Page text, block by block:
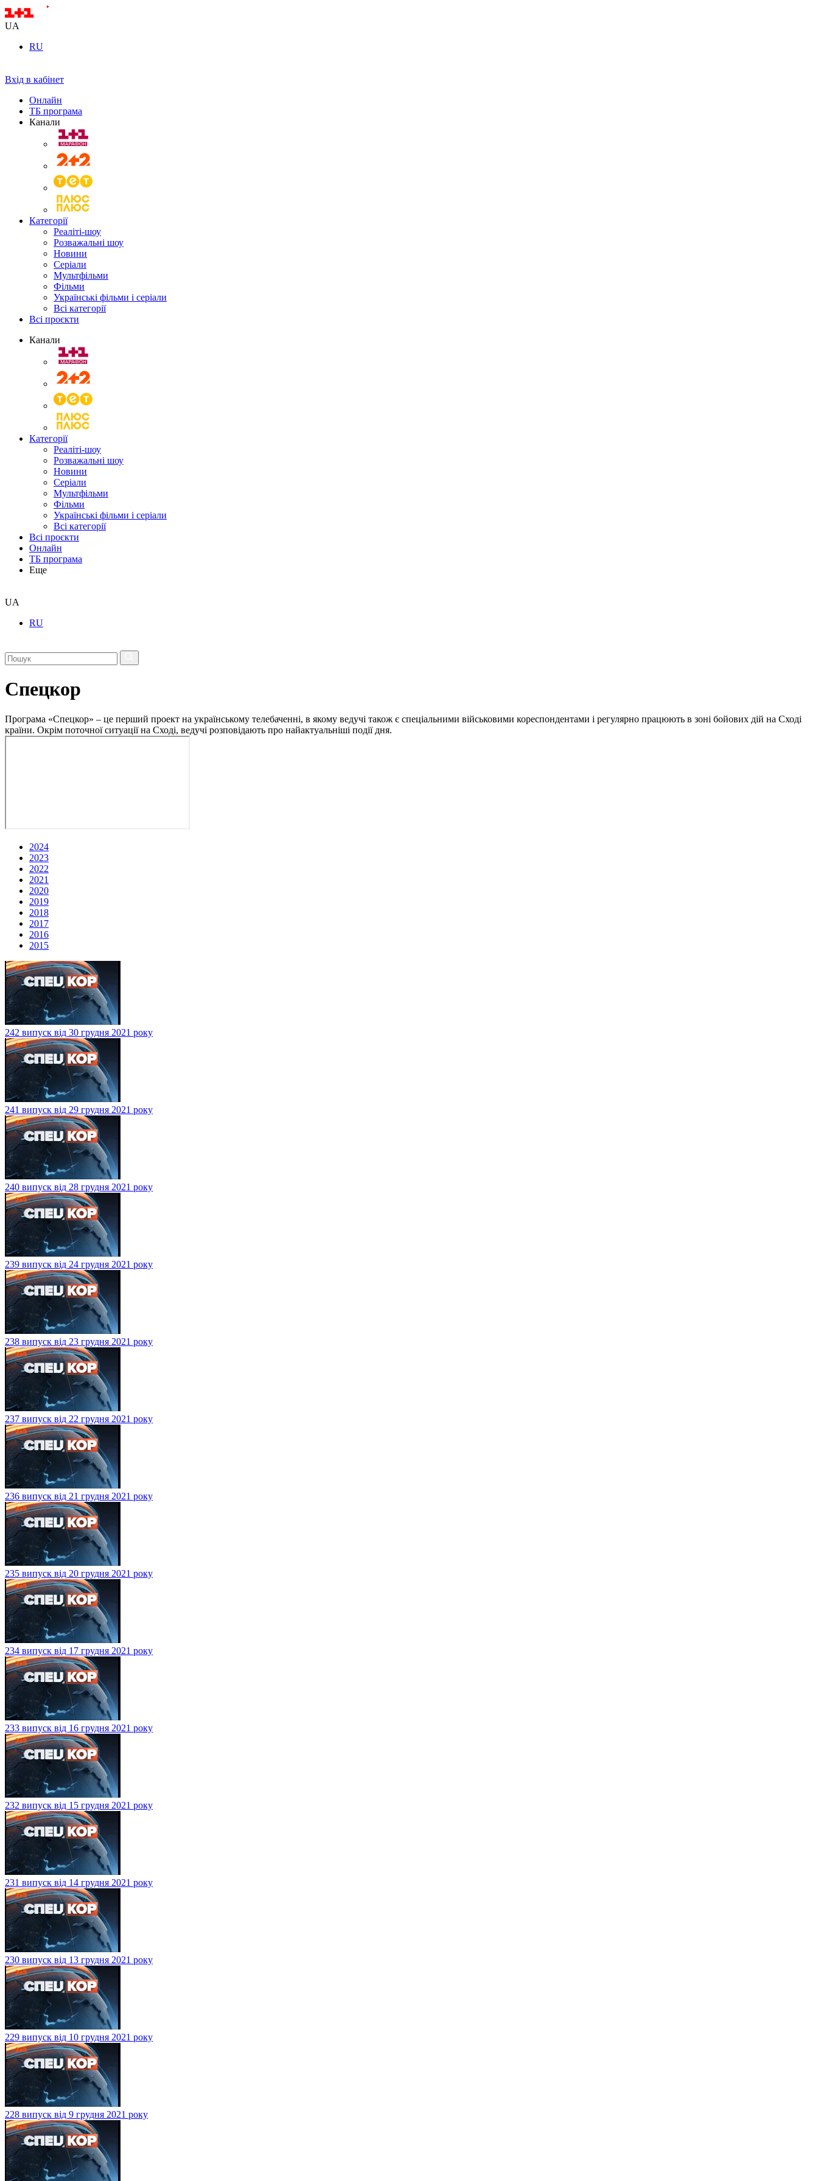
UA
RU
Вхід в кабінет
Онлайн
ТБ програма
Канали
Категорії
Реаліті-шоу
Розважальні шоу
Новини
Серіали
Мультфільми
Фільми
Українські фільми і серіали
Всі категорії
Всі проєкти
Канали
Категорії
Реаліті-шоу
Розважальні шоу
Новини
Серіали
Мультфільми
Фільми
Українські фільми і серіали
Всі категорії
Всі проєкти
Онлайн
ТБ програма
Еще
UA
RU
Спецкор
Програма «Спецкор» – це перший проект на українському телебаченні, в якому ведучі також є спеціальними військовими кореспондентами і регулярно працюють в зоні бойових дій на Сході
країни. Окрім поточної ситуації на Сході, ведучі розповідають про найактуальніші події дня.
2024
2023
2022
2021
2020
2019
2018
2017
2016
2015
242 випуск від 30 грудня 2021 року
241 випуск від 29 грудня 2021 року
240 випуск від 28 грудня 2021 року
239 випуск від 24 грудня 2021 року
238 випуск від 23 грудня 2021 року
237 випуск від 22 грудня 2021 року
236 випуск від 21 грудня 2021 року
235 випуск від 20 грудня 2021 року
234 випуск від 17 грудня 2021 року
233 випуск від 16 грудня 2021 року
232 випуск від 15 грудня 2021 року
231 випуск від 14 грудня 2021 року
230 випуск від 13 грудня 2021 року
229 випуск від 10 грудня 2021 року
228 випуск від 9 грудня 2021 року